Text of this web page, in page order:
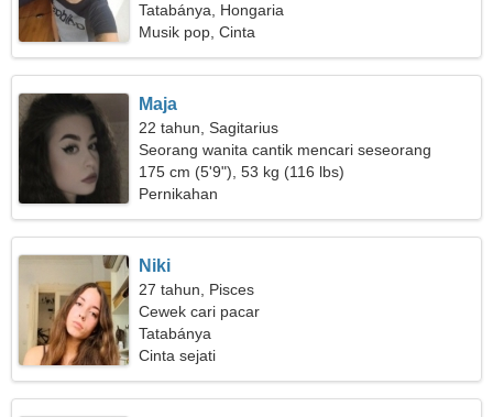
Tatabánya, Hongaria
Musik pop, Cinta
Maja
22 tahun, Sagitarius
Seorang wanita cantik mencari seseorang
seperti Anda
175 cm (5'9"), 53 kg (116 lbs)
Pernikahan
Niki
27 tahun, Pisces
Cewek cari pacar
Tatabánya
Cinta sejati